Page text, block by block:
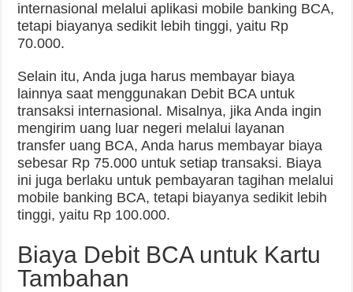
internasional melalui aplikasi mobile banking BCA,
tetapi biayanya sedikit lebih tinggi, yaitu Rp
70.000.
Selain itu, Anda juga harus membayar biaya
lainnya saat menggunakan Debit BCA untuk
transaksi internasional. Misalnya, jika Anda ingin
mengirim uang luar negeri melalui layanan
transfer uang BCA, Anda harus membayar biaya
sebesar Rp 75.000 untuk setiap transaksi. Biaya
ini juga berlaku untuk pembayaran tagihan melalui
mobile banking BCA, tetapi biayanya sedikit lebih
tinggi, yaitu Rp 100.000.
Biaya Debit BCA untuk Kartu
Tambahan